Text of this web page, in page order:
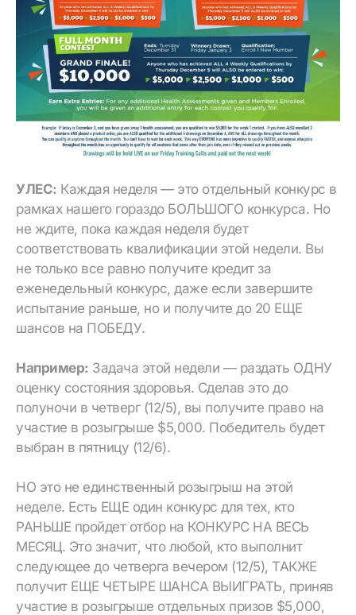
УЛЕС: Каждая неделя — это отдельный конкурс в
рамках нашего гораздо БОЛЬШОГО конкурса. Но
не ждите, пока каждая неделя будет
соответствовать квалификации этой недели. Вы
не только все равно получите кредит за
еженедельный конкурс, даже если завершите
испытание раньше, но и получите до 20 ЕЩЕ
шансов на ПОБЕДУ.
Например: Задача этой недели — раздать ОДНУ
оценку состояния здоровья. Сделав это до
полуночи в четверг (12/5), вы получите право на
участие в розыгрыше $5,000. Победитель будет
выбран в пятницу (12/6).
НО это не единственный розыгрыш на этой
неделе. Есть ЕЩЕ один конкурс для тех, кто
РАНЬШЕ пройдет отбор на КОНКУРС НА ВЕСЬ
МЕСЯЦ. Это значит, что любой, кто выполнит
следующее до четверга вечером (12/5), ТАКЖЕ
получит ЕЩЕ ЧЕТЫРЕ ШАНСА ВЫИГРАТЬ, приняв
участие в розыгрыше отдельных призов $5,000,